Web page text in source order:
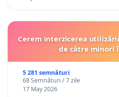
Cerem interzicerea
de către minori
5 281 semnături
68 Semnături / 7 zile
17 May 2026